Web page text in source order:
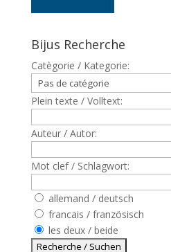
Bijus Recherche
Catègorie / Kategorie:
Plein texte / Volltext:
Auteur / Autor:
Mot clef / Schlagwort:
allemand / deutsch
francais / französisch
les deux / beide